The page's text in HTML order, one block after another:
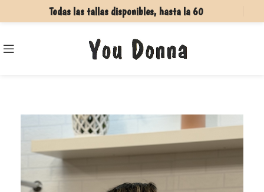
Todas las tallas disponibles, hasta la 60